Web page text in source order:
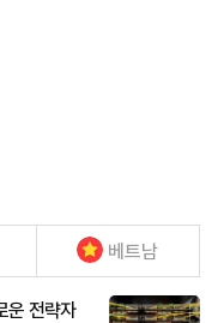
베트남
운 전략자